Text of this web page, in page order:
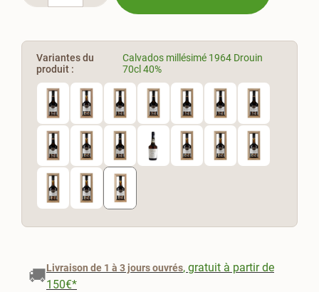
Variantes du
produit :
Calvados millésimé 1964 Drouin
70cl 40%
🚚Livraison de 1 à 3 jours ouvrés, gratuit à partir de
150€*